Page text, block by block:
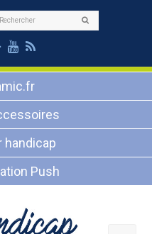
Google
Plus
Youtube
RSS
handicap
Push